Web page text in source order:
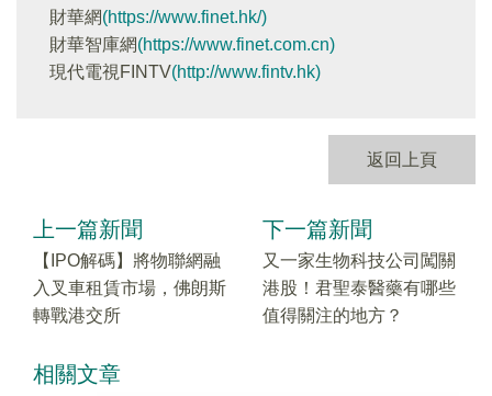
財華網(https://www.finet.hk/)
財華智庫網(https://www.finet.com.cn)
現代電視FINTV(http://www.fintv.hk)
返回上頁
上一篇新聞
【IPO解碼】將物聯網融
入叉車租賃市場，佛朗斯
轉戰港交所
下一篇新聞
又一家生物科技公司闖關
港股！君聖泰醫藥有哪些
值得關注的地方？
相關文章